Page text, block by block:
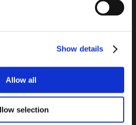
Show details
Allow all
selection
News
Days 2024. Monaco 20-21